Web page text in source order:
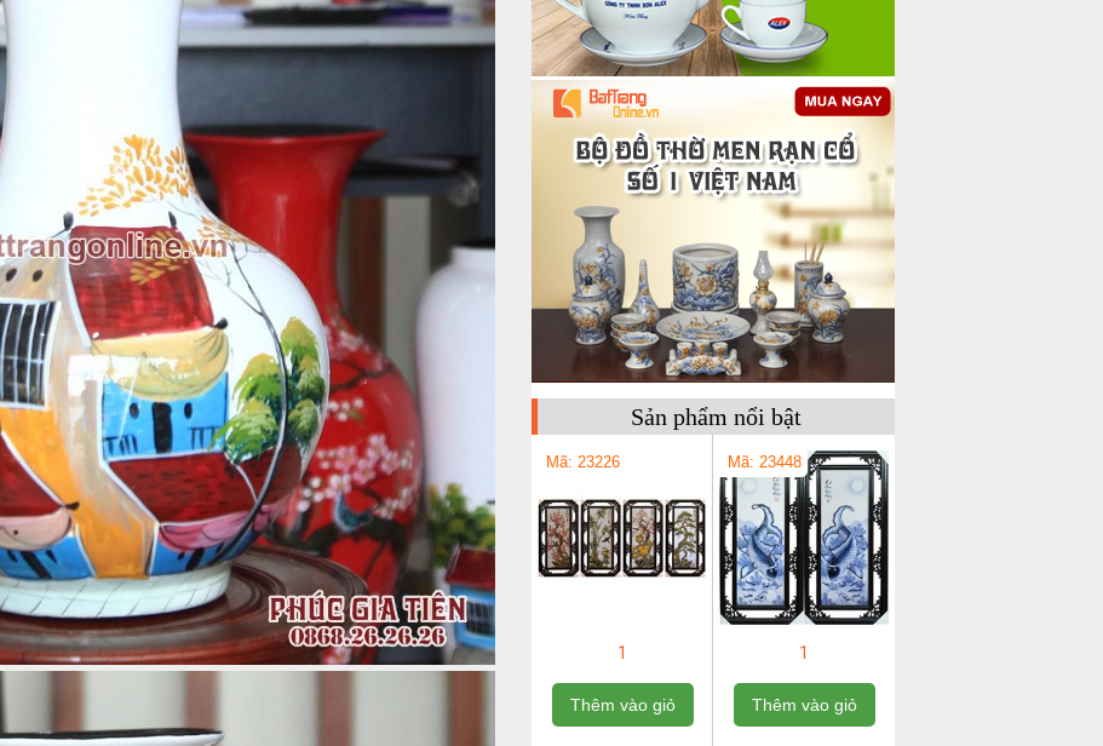
Sản phẩm nổi bật
Mã: 23226
1
Thêm vào giỏ
Mã: 23448
1
Thêm vào giỏ